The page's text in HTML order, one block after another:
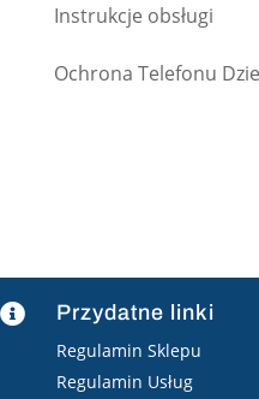
Instrukcje obsługi
Ochrona Telefonu
 Przydatne linki
Regulamin Sklepu
Regulamin Usług